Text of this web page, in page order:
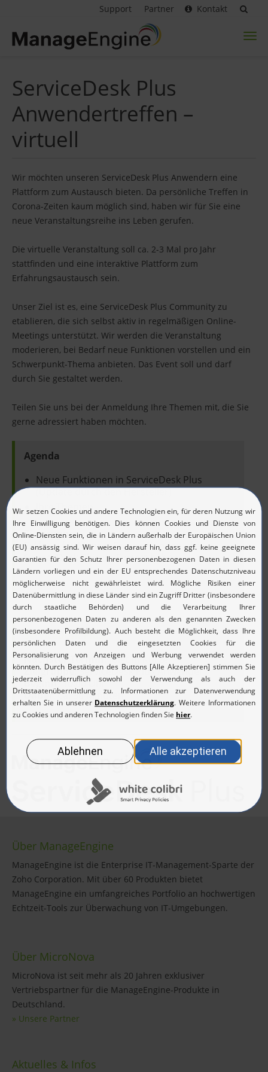
Support Partner Kontakt
ServiceDesk Plus
Anwendertreffen –
virtuell
Wir möchten unseren ServiceDesk Plus Anwendern eine
Plattform zum Austausch bieten. Da persönliche Treffen in
Corona-Zeiten kaum möglich sind, haben wir für Sie eine
neue Veranstaltungsreihe ins Leben gerufen.
Die virtuelle Veranstaltung soll ca. 2-3 Mal pro Jahr
stattfinden und eine interaktive Plattform zum
Erfahrungsaustausch sein.
Unser Ziel ist es, eine ServiceDesk Plus Community zu
etablieren, die sich selbst aktiv in regelmäßigen Online-
Meetings unterstützt. Wir werden die Veranstaltung
moderieren, bei Bedarf neue Funktionen vorstellen und ein
Schwerpunkt-Thema anbieten. Das Event soll und darf
durch Sie gestaltet werden.
Teilen Sie uns bei der Anmeldung Ihre Themen mit, die Sie
gerne adressiert haben möchten.
Agenda
Neue Funktionen in ServiceDesk Plus
(Update durch den Hersteller)
Ihre Themen
Zielgruppe:
Exklusiv für ManageEngine-Kunden, die
ServiceDesk Plus im Einsatz haben
ServiceDesk Plus
Nächster Termin: folgt in Kürze!
Zielgruppe: ServiceDesk Plus Anwender
Beginn: 10:00 Uhr
Dauer: ca. 90 Minuten
Über ManageEngine
ManageEngine ist die Enterprise IT-Management-Sparte der
Zoho Corporation. Mit über 60 Produkten bietet
ManageEngine ein umfangreiches Portfolio an hochwertigen
Echtzeit-Tools zur Überwachung von IT-Umgebungen.
Über MicroNova
MicroNova ist seit mehr als 20 Jahren exklusiver
Vertriebspartner für die ManageEngine-Produkte in
Deutschland.
» Unsere Partner
Aktuelles & Infos